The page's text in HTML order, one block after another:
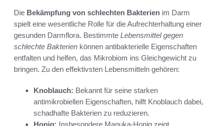
Die Bekämpfung von schlechten Bakterien im Darm
spielt eine wesentliche Rolle für die Aufrechterhaltung einer
gesunden Darmflora. Bestimmte Lebensmittel gegen
schlechte Bakterien können antibakterielle Eigenschaften
entfalten und helfen, das Mikrobiom ins Gleichgewicht zu
bringen. Zu den effektivsten Lebensmitteln gehören:
Knoblauch: Bekannt für seine starken
antimikrobiellen Eigenschaften, hilft Knoblauch dabei,
schadhafte Bakterien zu reduzieren.
Honig: Insbesondere Manuka-Honig zeigt